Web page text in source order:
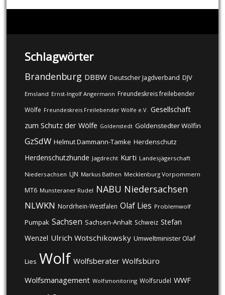
Schlagwörter
Brandenburg DBBW Deutscher Jagdverband DJV
Emsland Ernst-Ingolf Angermann Freundeskreis freilebender
Wölfe Freundeskreis Freilebender Wölfe e.V. Gesellschaft
zum Schutz der Wölfe Goldenstedt Goldenstedter Wölfin
GzSdW Helmut Dammann-Tamke Herdenschutz
Herdenschutzhunde Jagdrecht Kurti Landesjägerschaft
Niedersachsen LJN Markus Bathen Mecklenburg Vorpommern
MT6 Munsteraner Rudel NABU Niedersachsen
NLWKN Nordrhein-Westfalen Olaf Lies Problemwolf
Pumpak Sachsen Sachsen-Anhalt Schweiz Stefan
Wenzel Ulrich Wotschikowsky Umweltminister Olaf
Lies Wolf Wolfsberater Wolfsbüro
Wolfsmanagement Wolfsmonitoring Wolfsrudel WWF